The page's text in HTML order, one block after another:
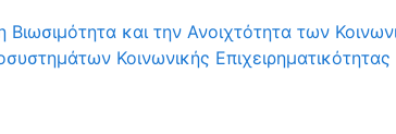
και την Ανοιχτότητα των
Κοινωνικής Επιχειρηματικότητας